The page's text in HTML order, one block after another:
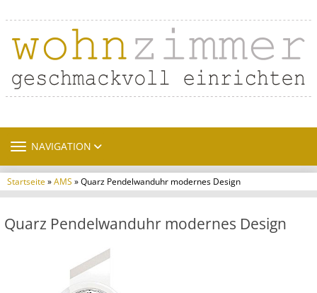
TOGGLE NAVIGATION
NAVIGATION
Startseite»AMS » Quarz Pendelwanduhr modernes Design
Quarz Pendelwanduhr modernes Design